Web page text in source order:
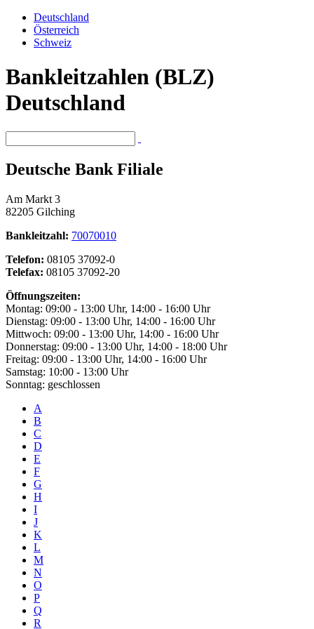
Deutschland
Österreich
Schweiz
Bankleitzahlen (BLZ)
Deutschland
Deutsche Bank Filiale
Am Markt 3
82205 Gilching
Bankleitzahl: 70070010
Telefon: 08105 37092-0
Telefax: 08105 37092-20
Öffnungszeiten:
Montag: 09:00 - 13:00 Uhr, 14:00 - 16:00 Uhr
Dienstag: 09:00 - 13:00 Uhr, 14:00 - 16:00 Uhr
Mittwoch: 09:00 - 13:00 Uhr, 14:00 - 16:00 Uhr
Donnerstag: 09:00 - 13:00 Uhr, 14:00 - 18:00 Uhr
Freitag: 09:00 - 13:00 Uhr, 14:00 - 16:00 Uhr
Samstag: 10:00 - 13:00 Uhr
Sonntag: geschlossen
A
B
C
D
E
F
G
H
I
J
K
L
M
N
O
P
Q
R